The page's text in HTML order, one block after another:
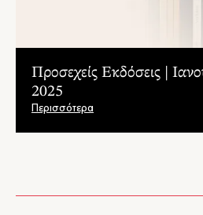
Προσεχείς Εκδόσεις |
2025
Περισσότερα